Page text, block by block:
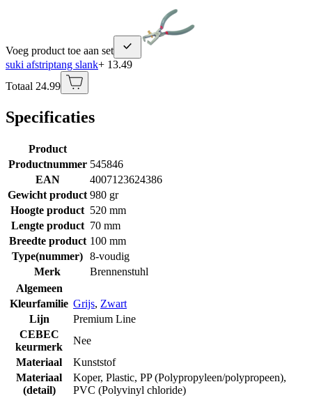
Voeg product toe aan set
suki afstriptang slank+ 13.49
Totaal 24.99
Specificaties
Product
Productnummer 545846
EAN
4007123624386
Gewicht product 980 gr
Hoogte product 520 mm
Lengte product 70 mm
Breedte product 100 mm
Type(nummer) 8-voudig
Merk
Brennenstuhl
Algemeen
Kleurfamilie Grijs, Zwart
Lijn
Premium Line
CEBEC
keurmerk
Nee
Materiaal
Kunststof
Materiaal
(detail)
Koper, Plastic, PP (Polypropyleen/polypropeen),
PVC (Polyvinyl chloride)